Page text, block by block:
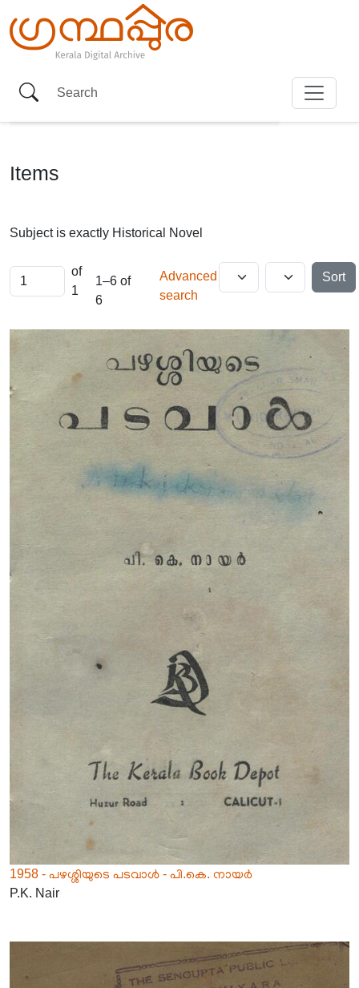
Items
Subject is exactly Historical Novel
of
1
1–6 of
6
Advanced
search
Sort
1958 - പഴശ്ശിയുടെ പടവാൾ - പി.കെ. നായർ
P.K. Nair